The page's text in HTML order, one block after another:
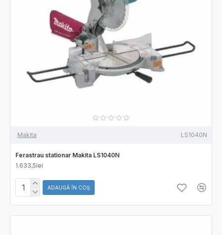
Makita LS1040N
Ferastrau stationar Makita LS1040N
1.633,5lei
ADAUGĂ ÎN COŞ